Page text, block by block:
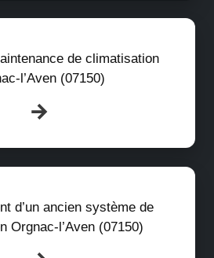
de climatisation
l’Aven (07150)
d’un ancien système de
Orgnac-l’Aven (07150)